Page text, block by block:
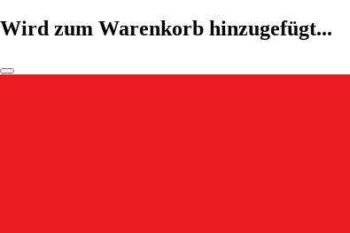
Wird zum Warenkorb hinzugefügt...